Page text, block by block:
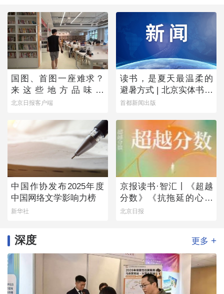
国图、首图一座难求？
来这些地方品味书
香……
北京日报客户端
读书，是夏天最温柔的
避暑方式 | 北京实体书店
活动预告（8月1日-8月7
首都新闻出版
中国作协发布2025年度
中国网络文学影响力榜
新华社
京报读书·智汇丨《超越
分数》《抗拖延的心理
学》《物理学的第一次
北京日报
深度 更多 +